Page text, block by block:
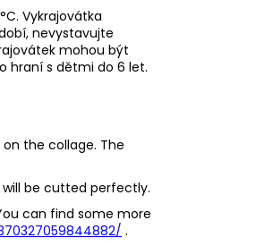
Vykrajovátka
nevystavujte
mohou být
hraní s dětmi do 6 let.
the collage. The
be cutted perfectly.
can find some more
.